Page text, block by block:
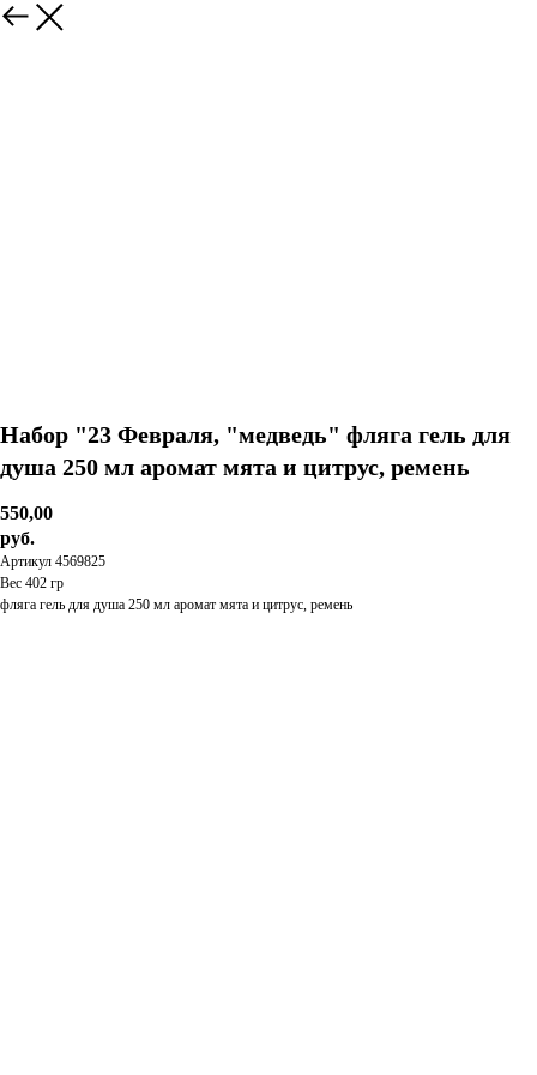
Набор "23 Февраля, "медведь" фляга гель для
душа 250 мл аромат мята и цитрус, ремень
550,00
руб.
Артикул 4569825
Вес 402 гр
фляга гель для душа 250 мл аромат мята и цитрус, ремень